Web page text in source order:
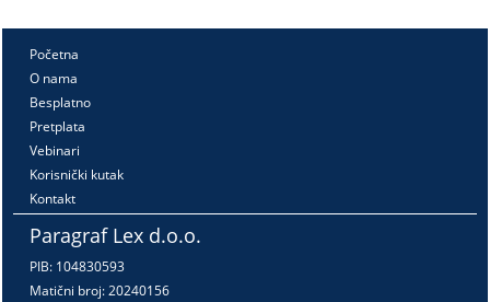
Početna
O nama
Besplatno
Pretplata
Vebinari
Korisnički kutak
Kontakt
Paragraf Lex d.o.o.
PIB: 104830593
Matični broj: 20240156